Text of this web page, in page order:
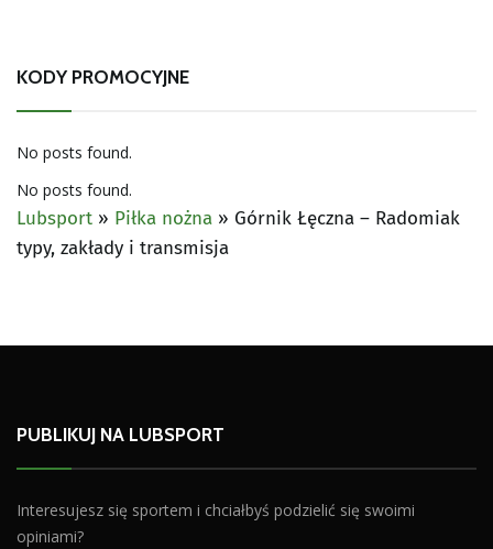
KODY PROMOCYJNE
No posts found.
No posts found.
Lubsport » Piłka nożna » Górnik Łęczna – Radomiak
typy, zakłady i transmisja
PUBLIKUJ NA LUBSPORT
Interesujesz się sportem i chciałbyś podzielić się swoimi
opiniami?